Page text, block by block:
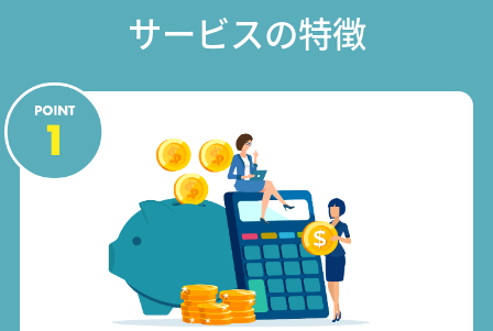
サービスの特徴